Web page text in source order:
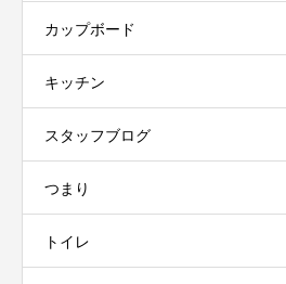
カップボード
キッチン
スタッフブログ
つまり
トイレ